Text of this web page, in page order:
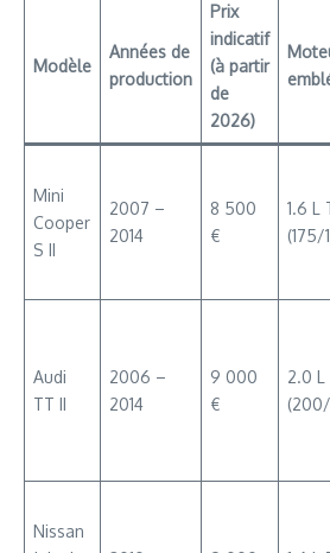
Modèle
Années de
production
Prix
indicatif
(à partir
de
2026)
Mini
Cooper
S II
2007 –
2014
8 500
€
1.6 L
(175/
Audi
TT II
2006 –
2014
9 000
€
2.0 L
(200/
Nissan